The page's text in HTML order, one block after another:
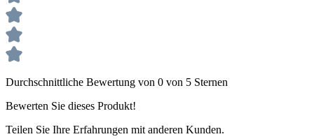
Durchschnittliche Bewertung von 0 von 5 Sternen
Bewerten Sie dieses Produkt!
Teilen Sie Ihre Erfahrungen mit anderen Kunden.